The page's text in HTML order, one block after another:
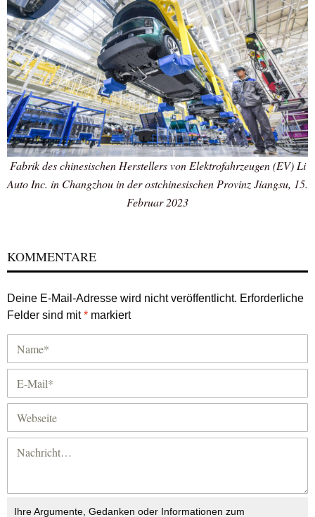
Fabrik des chinesischen Herstellers von Elektrofahrzeugen (EV) Li
Auto Inc. in Changzhou in der ostchinesischen Provinz Jiangsu, 15.
Februar 2023
KOMMENTARE
Deine E-Mail-Adresse wird nicht veröffentlicht. Erforderliche
Felder sind mit* markiert
Ihre Argumente, Gedanken oder Informationen zum